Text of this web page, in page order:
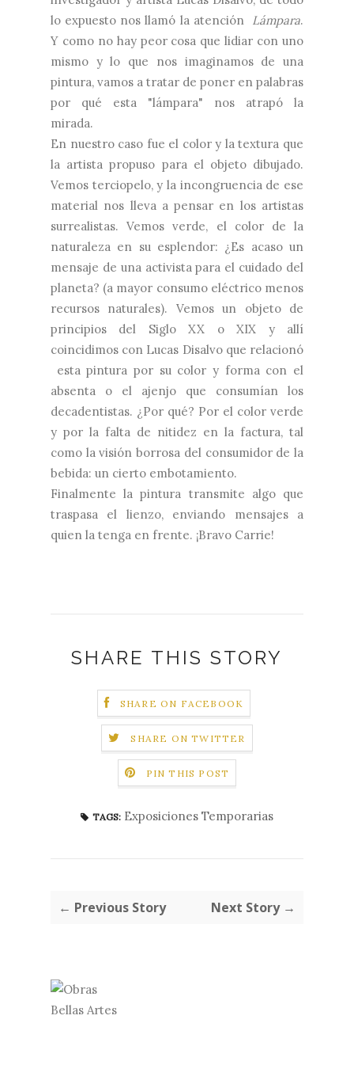
lo expuesto nos llamó la atención Lámpara.
Y como no hay peor cosa que lidiar con uno
mismo y lo que nos imaginamos de una
pintura, vamos a tratar de poner en palabras
por qué esta "lámpara" nos atrapó la
mirada.
En nuestro caso fue el color y la textura que
la artista propuso para el objeto dibujado.
Vemos terciopelo, y la incongruencia de ese
material nos lleva a pensar en los artistas
surrealistas. Vemos verde, el color de la
naturaleza en su esplendor: ¿Es acaso un
mensaje de una activista para el cuidado del
planeta? (a mayor consumo eléctrico menos
recursos naturales). Vemos un objeto de
principios del Siglo XX o XIX y allí
coincidimos con Lucas Disalvo que relacionó
esta pintura por su color y forma con el
absenta o el ajenjo que consumían los
decadentistas. ¿Por qué? Por el color verde
y por la falta de nitidez en la factura, tal
como la visión borrosa del consumidor de la
bebida: un cierto embotamiento.
Finalmente la pintura transmite algo que
traspasa el lienzo, enviando mensajes a
quien la tenga en frente. ¡Bravo Carrie!
SHARE THIS STORY
SHARE ON FACEBOOK
SHARE ON TWITTER
PIN THIS POST
TAGS: Exposiciones Temporarias
← Previous Story Next Story →